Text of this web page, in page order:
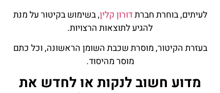
לעיתים, בוחרת חברתדורון קלין, בשימוש בקיטור על מנת
להגיע לתוצאות הרצויות.
בעזרת הקיטור, מוסרת שכבת השומן הראשונה, וכל כתם
מוסר מהיסוד.
מדוע חשוב לנקות או לחדש את